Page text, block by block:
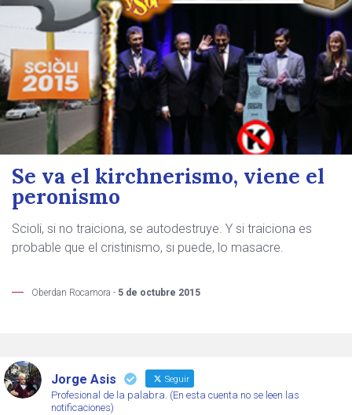
Se va el kirchnerismo, viene el
peronismo
Scioli, si no traiciona, se autodestruye. Y si traiciona es
probable que el cristinismo, si puede, lo masacre.
Oberdan Rocamora - 5 de octubre 2015
Jorge Asis Seguir
Profesional de la palabra. (En esta cuenta no se leen las
notificaciones)